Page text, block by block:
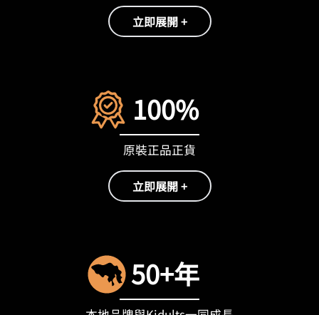
立即展開 +
100%
原裝正品正貨
立即展開 +
50+年